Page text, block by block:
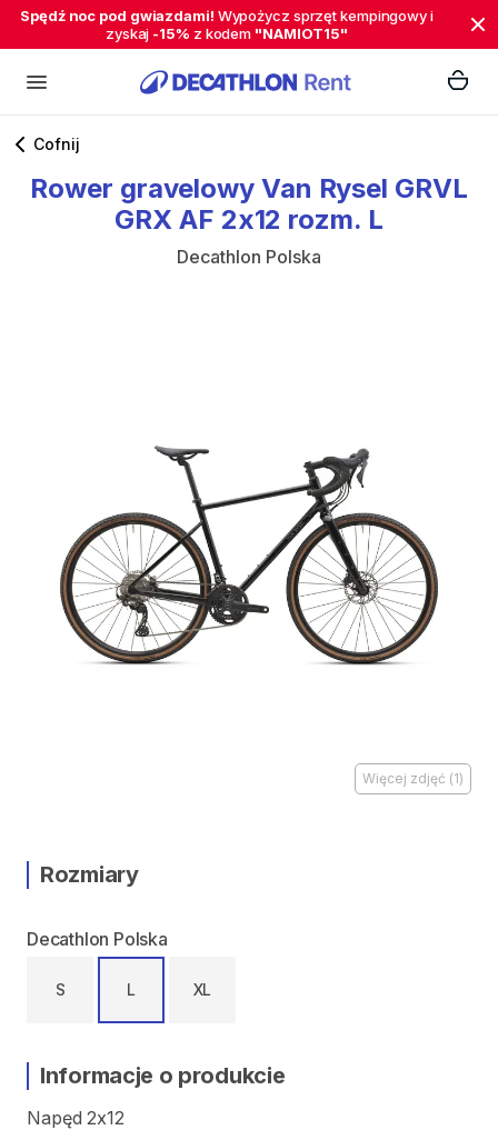
Spędź noc pod gwiazdami! Wypożycz sprzęt kempingowy i
zyskaj -15% z kodem "NAMIOT15"
Cofnij
Rower gravelowy Van Rysel GRVL
GRX AF 2x12 rozm. L
Decathlon Polska
Więcej zdjęć (1)
Rozmiary
Decathlon Polska
S L XL
Informacje o produkcie
Napęd 2x12